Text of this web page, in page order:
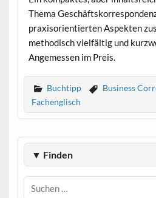
Thema
praxisorientierten Aspekten
methodisch vielfältig und
Angemessen im Preis.
Buchtipp Business
Fachenglisch
▼ Finden